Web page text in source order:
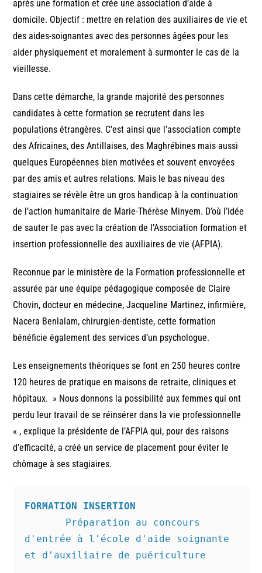
après une formation et crée une association d’aide à
domicile. Objectif : mettre en relation des auxiliaires de vie et
des aides-soignantes avec des personnes âgées pour les
aider physiquement et moralement à surmonter le cas de la
vieillesse.
Dans cette démarche, la grande majorité des personnes
candidates à cette formation se recrutent dans les
populations étrangères. C’est ainsi que l’association compte
des Africaines, des Antillaises, des Maghrébines mais aussi
quelques Européennes bien motivées et souvent envoyées
par des amis et autres relations. Mais le bas niveau des
stagiaires se révèle être un gros handicap à la continuation
de l’action humanitaire de Marie-Thérèse Minyem. D’où l’idée
de sauter le pas avec la création de l’Association formation et
insertion professionnelle des auxiliaires de vie (AFPIA).
Reconnue par le ministère de la Formation professionnelle et
assurée par une équipe pédagogique composée de Claire
Chovin, docteur en médecine, Jacqueline Martinez, infirmière,
Nacera Benlalam, chirurgien-dentiste, cette formation
bénéficie également des services d’un psychologue.
Les enseignements théoriques se font en 250 heures contre
120 heures de pratique en maisons de retraite, cliniques et
hôpitaux. » Nous donnons la possibilité aux femmes qui ont
perdu leur travail de se réinsérer dans la vie professionnelle
« , explique la présidente de l’AFPIA qui, pour des raisons
d’efficacité, a créé un service de placement pour éviter le
chômage à ses stagiaires.
FORMATION INSERTION
d'entrée à l'école d'aide soignante
et d'auxiliaire de puériculture